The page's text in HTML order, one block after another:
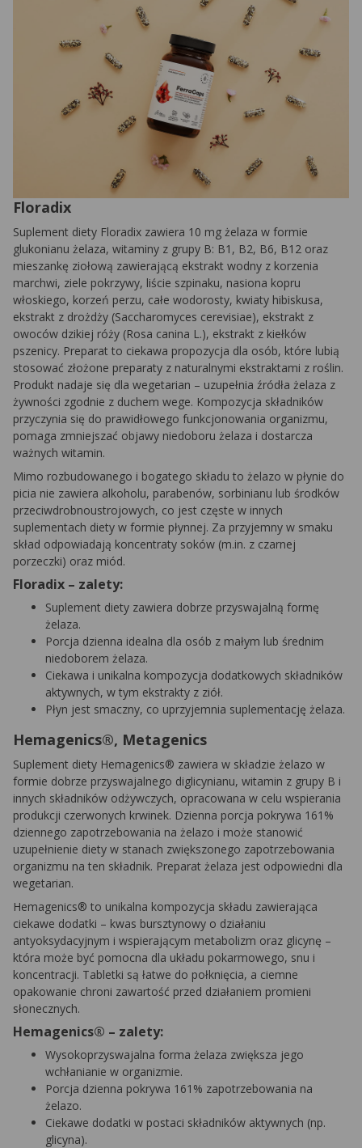
Floradix
Suplement diety Floradix zawiera 10 mg żelaza w formie
glukonianu żelaza, witaminy z grupy B: B1, B2, B6, B12 oraz
mieszankę ziołową zawierającą ekstrakt wodny z korzenia
marchwi, ziele pokrzywy, liście szpinaku, nasiona kopru
włoskiego, korzeń perzu, całe wodorosty, kwiaty hibiskusa,
ekstrakt z drożdży (Saccharomyces cerevisiae), ekstrakt z
owoców dzikiej róży (Rosa canina L.), ekstrakt z kiełków
pszenicy. Preparat to ciekawa propozycja dla osób, które lubią
stosować złożone preparaty z naturalnymi ekstraktami z roślin.
Produkt nadaje się dla wegetarian – uzupełnia źródła żelaza z
żywności zgodnie z duchem wege. Kompozycja składników
przyczynia się do prawidłowego funkcjonowania organizmu,
pomaga zmniejszać objawy niedoboru żelaza i dostarcza
ważnych witamin.
Mimo rozbudowanego i bogatego składu to żelazo w płynie do
picia nie zawiera alkoholu, parabenów, sorbinianu lub środków
przeciwdrobnoustrojowych, co jest częste w innych
suplementach diety w formie płynnej. Za przyjemny w smaku
skład odpowiadają koncentraty soków (m.in. z czarnej
porzeczki) oraz miód.
Floradix – zalety:
Suplement diety zawiera dobrze przyswajalną formę
żelaza.
Porcja dzienna idealna dla osób z małym lub średnim
niedoborem żelaza.
Ciekawa i unikalna kompozycja dodatkowych składników
aktywnych, w tym ekstrakty z ziół.
Płyn jest smaczny, co uprzyjemnia suplementację żelaza.
Hemagenics®, Metagenics
Suplement diety Hemagenics® zawiera w składzie żelazo w
formie dobrze przyswajalnego diglicynianu, witamin z grupy B i
innych składników odżywczych, opracowana w celu wspierania
produkcji czerwonych krwinek. Dzienna porcja pokrywa 161%
dziennego zapotrzebowania na żelazo i może stanowić
uzupełnienie diety w stanach zwiększonego zapotrzebowania
organizmu na ten składnik. Preparat żelaza jest odpowiedni dla
wegetarian.
Hemagenics® to unikalna kompozycja składu zawierająca
ciekawe dodatki – kwas bursztynowy o działaniu
antyoksydacyjnym i wspierającym metabolizm oraz glicynę –
która może być pomocna dla układu pokarmowego, snu i
koncentracji. Tabletki są łatwe do połknięcia, a ciemne
opakowanie chroni zawartość przed działaniem promieni
słonecznych.
Hemagenics® – zalety:
Wysokoprzyswajalna forma żelaza zwiększa jego
wchłanianie w organizmie.
Porcja dzienna pokrywa 161% zapotrzebowania na
żelazo.
Ciekawe dodatki w postaci składników aktywnych (np.
glicyna).